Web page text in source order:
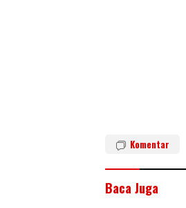
Komentar
Baca Juga